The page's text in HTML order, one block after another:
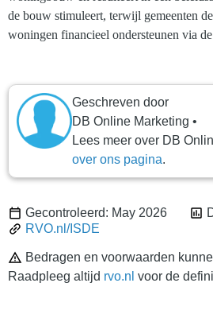
de bouw stimuleert, terwijl gemeenten
woningen financieel ondersteunen via
Geschreven door
DB Online Marketing •
Lees meer over DB
over ons pagina.
Gecontroleerd: May 2026
RVO.nl/ISDE
Bedragen en voorwaarden
Raadpleeg altijd rvo.nl voor de